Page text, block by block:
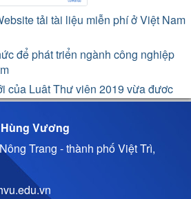
tải tài liệu miễn phí ở Việt Nam
để phát triển ngành công nghiệp
của Luật Thư viện 2019 vừa được
Vương
Trang - thành phố Việt Trì,